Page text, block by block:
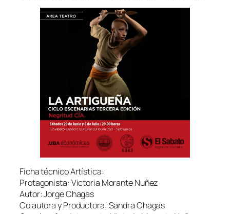
Ficha técnico Artística:
Protagonista: Victoria Morante Nuñez
Autor: Jorge Chagas
Co autora y Productora: Sandra Chagas